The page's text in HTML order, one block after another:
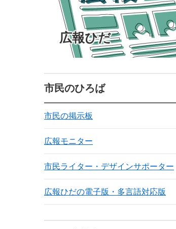
広報ひだ
市民のひろば
市民の掲示板
広報モニター
市民ライター・デザインサポーター
広報ひだの電子版・多言語対応版